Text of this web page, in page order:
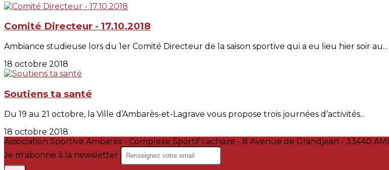
Comité Directeur - 17.10.2018
Ambiance studieuse lors du 1er Comité Directeur de la saison sportive qui a eu lieu hier soir au...
18 octobre 2018
Soutiens ta santé
Du 19 au 21 octobre, la Ville d’Ambarès-et-Lagrave vous propose trois journées d’activités...
18 octobre 2018
Association Sportive Ambarès - Complexe Sportif Lachaze - 8 Avenue de Grandjean - 33440
Je m'abonne à la newsletter